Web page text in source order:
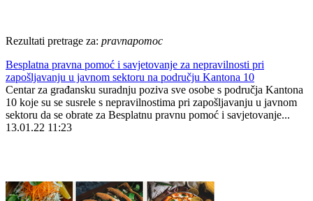
Rezultati pretrage za: pravnapomoc
Besplatna pravna pomoć i savjetovanje za nepravilnosti pri
zapošljavanju u javnom sektoru na području Kantona 10
Centar za građansku suradnju poziva sve osobe s područja Kantona
10 koje su se susrele s nepravilnostima pri zapošljavanju u javnom
sektoru da se obrate za Besplatnu pravnu pomoć i savjetovanje...
13.01.22 11:23